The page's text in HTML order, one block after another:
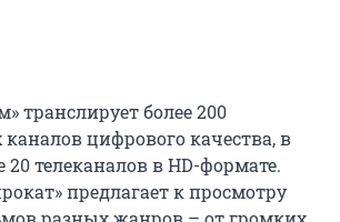
транслирует более 200
цифрового качества, в
20 телеканалов в HD-формате.
предлагает к просмотру